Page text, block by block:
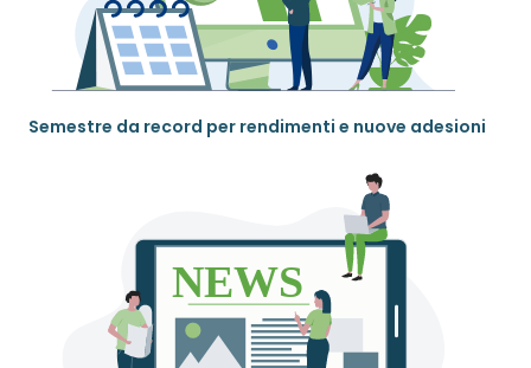
Semestre da record per rendimenti e nuove adesioni